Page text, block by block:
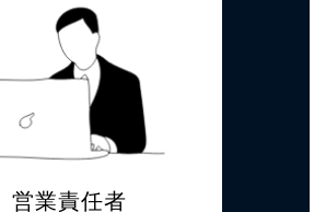
営業責任者